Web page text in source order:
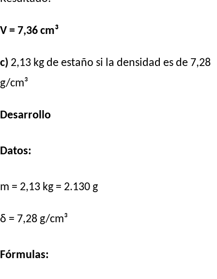
V = 7,36 cm³
c) 2,13 kg de estaño si la densidad es de 7,28
g/cm³
Desarrollo
Datos:
m = 2,13 kg = 2.130 g
δ = 7,28 g/cm³
Fórmulas: